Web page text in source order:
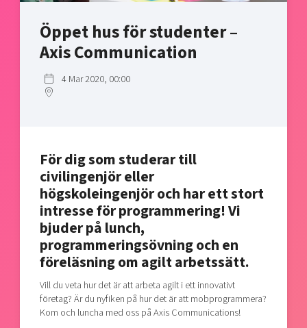
East Sweden Tech Women
Current offers and activities
Talent & skills
Startup & industry collaboration
Offers to boost your business
Projects
Publications
Project toolbox
Reach out to us
Locations
Today's lunch in Mjärdevi
Öppet hus för studenter –
Axis Communication
4 Mar 2020, 00:00
För dig som studerar till
civilingenjör eller
högskoleingenjör och har ett stort
intresse för programmering! Vi
bjuder på lunch,
programmeringsövning och en
föreläsning om agilt arbetssätt.
Vill du veta hur det är att arbeta agilt i ett innovativt
företag? Är du nyfiken på hur det är att mobprogrammera?
Kom och luncha med oss på Axis Communications!